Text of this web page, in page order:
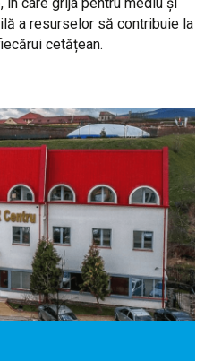
a resurselor să contribuie la
cetățean.